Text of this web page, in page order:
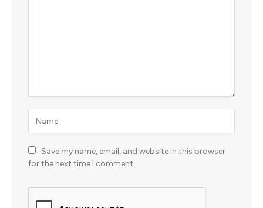
Save my name, email, and website in this browser
for the next time I comment.